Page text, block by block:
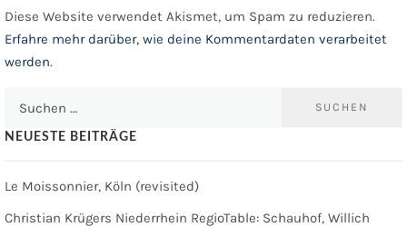
Diese Website verwendet Akismet, um Spam zu reduzieren.
Erfahre mehr darüber, wie deine Kommentardaten verarbeitet
werden.
NEUESTE BEITRÄGE
Le Moissonnier, Köln (revisited)
Christian Krügers Niederrhein RegioTable: Schauhof, Willich